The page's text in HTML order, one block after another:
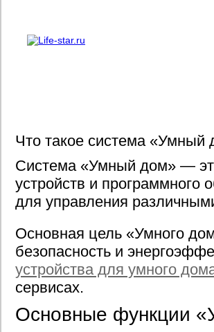
Что такое система
Система «Умный дом» —
устройств и программного
для управления
Основная цель «Умного
безопасность и
устройства для умного
сервисах.
Основные функции